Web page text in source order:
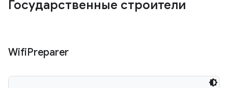
Государственные строители
WifiPreparer